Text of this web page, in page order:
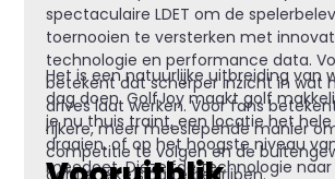
spectaculaire LDET om de
toernooien te versterken met
technologie en performance data.
betekent dat scherper inzicht in wat
drives laat werken. Voor fans
rijkere, meer meeslepende manier
competitie te volgen en de
Het is een natuurlijke uitbreiding van
dag doen. GolfJoy maakt golf
je nu thuis traint, een locatie het hele
draaien, of op het hoogste niveau
meedoet. Diezelfde technologie